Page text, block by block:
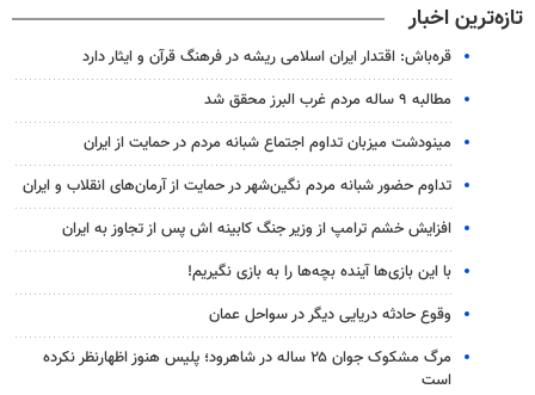
تازه‌ترین اخبار
قره‌باش: اقتدار ایران اسلامی ریشه در فرهنگ قرآن و ایثار دارد
مطالبه ۹ ساله مردم غرب البرز محقق شد
مینودشت میزبان تداوم اجتماع شبانه مردم در حمایت از ایران
تداوم حضور شبانه مردم نگین‌شهر در حمایت از آرمان‌های انقلاب و ایران
افزایش خشم ترامپ از وزیر جنگ کابینه اش پس از تجاوز به ایران
با این بازی‌ها آینده بچه‌ها را به بازی نگیریم!
وقوع حادثه دریایی دیگر در سواحل عمان
مرگ مشکوک جوان ۲۵ ساله در شاهرود؛ پلیس هنوز اظهارنظر نکرده
است